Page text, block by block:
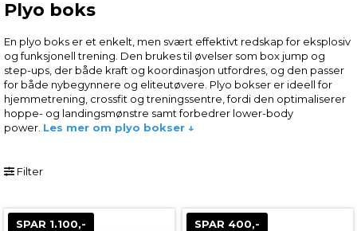
Plyo boks
En plyo boks er et enkelt, men svært effektivt redskap for eksplosiv
og funksjonell trening. Den brukes til øvelser som box jump og
step-ups, der både kraft og koordinasjon utfordres, og den passer
for både nybegynnere og eliteutøvere. Plyo bokser er ideell for
hjemmetrening, crossfit og treningssentre, fordi den optimaliserer
hoppe- og landingsmønstre samt forbedrer lower-body
power. Les mer om plyo bokser ↓
Filter
SPAR 1.100,- SPAR 400,-